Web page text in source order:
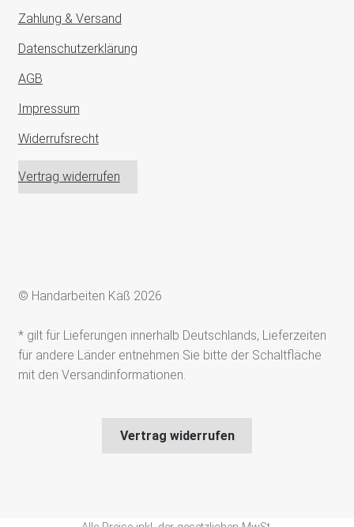
Zahlung & Versand
Datenschutzerklärung
AGB
Impressum
Widerrufsrecht
Vertrag widerrufen
© Handarbeiten Käß 2026
* gilt für Lieferungen innerhalb Deutschlands, Lieferzeiten
für andere Länder entnehmen Sie bitte der Schaltfläche
mit den Versandinformationen.
Vertrag widerrufen